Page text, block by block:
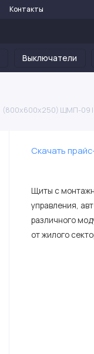
Контакты
Выключатели
(800х600х250) ЩМП-09
Скачать
Щиты с
управления,
различного
от жилого